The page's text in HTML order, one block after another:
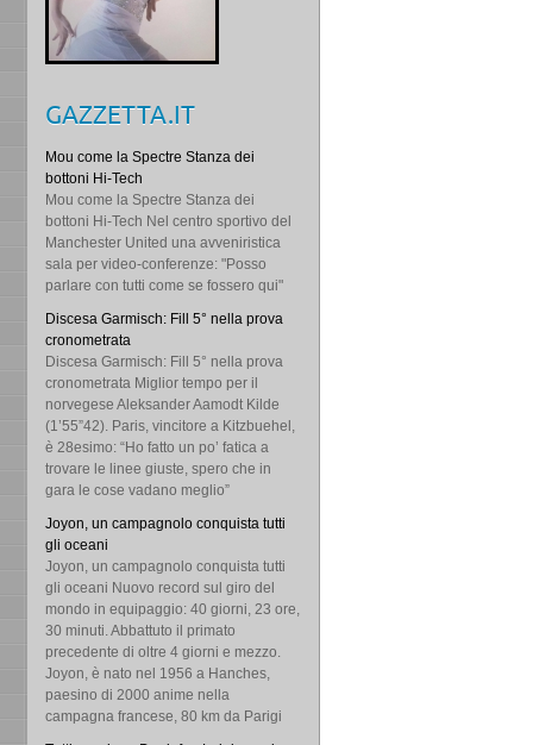
GAZZETTA.IT
Mou come la Spectre Stanza dei
bottoni Hi-Tech
Mou come la Spectre Stanza dei
bottoni Hi-Tech Nel centro sportivo del
Manchester United una avveniristica
sala per video-conferenze: "Posso
parlare con tutti come se fossero qui"
Discesa Garmisch: Fill 5° nella prova
cronometrata
Discesa Garmisch: Fill 5° nella prova
cronometrata Miglior tempo per il
norvegese Aleksander Aamodt Kilde
(1’55”42). Paris, vincitore a Kitzbuehel,
è 28esimo: “Ho fatto un po’ fatica a
trovare le linee giuste, spero che in
gara le cose vadano meglio”
Joyon, un campagnolo conquista tutti
gli oceani
Joyon, un campagnolo conquista tutti
gli oceani Nuovo record sul giro del
mondo in equipaggio: 40 giorni, 23 ore,
30 minuti. Abbattuto il primato
precedente di oltre 4 giorni e mezzo.
Joyon, è nato nel 1956 a Hanches,
paesino di 2000 anime nella
campagna francese, 80 km da Parigi